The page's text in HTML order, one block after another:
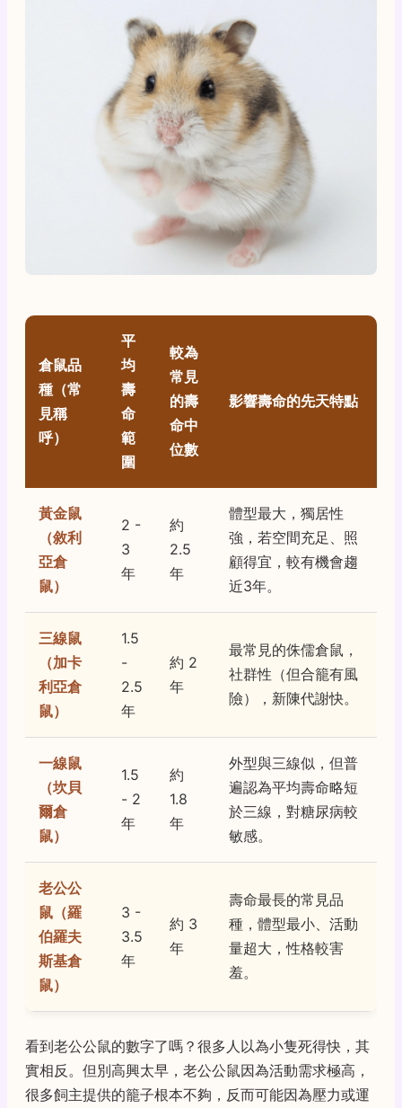
倉鼠品
種（常
見稱
呼）
平
均
壽
命
範
圍
較為
常見
的壽
命中
位數
影響壽命的先天特點
黃金鼠
（敘利
亞倉
鼠）
2 -
3
年
約
2.5
年
體型最大，獨居性
強，若空間充足、照
顧得宜，較有機會趨
近3年。
三線鼠
（加卡
利亞倉
鼠）
1.5
-
2.5
年
約 2
年
最常見的侏儒倉鼠，
社群性（但合籠有風
險），新陳代謝快。
一線鼠
（坎貝
爾倉
鼠）
1.5
- 2
年
約
1.8
年
外型與三線似，但普
遍認為平均壽命略短
於三線，對糖尿病較
敏感。
老公公
鼠（羅
伯羅夫
斯基倉
鼠）
3 -
3.5
年
約 3
年
壽命最長的常見品
種，體型最小、活動
量超大，性格較害
羞。
看到老公公鼠的數字了嗎？很多人以為小隻死得快，其
實相反。但別高興太早，老公公鼠因為活動需求極高，
很多飼主提供的籠子根本不夠，反而可能因為壓力或運